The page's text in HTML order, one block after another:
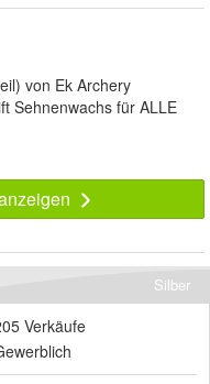
von Ek Archery
Sehnenwachs für ALLE
Silber
Verkäufe